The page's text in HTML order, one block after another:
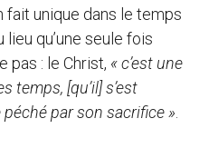
unique dans le temps
lieu qu’une seule fois
pas : le Christ, « c’est une
temps, [qu’il] s’est
par son sacrifice »